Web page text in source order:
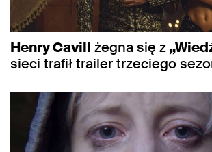
Henry Cavill żegna się z
sieci trafił trailer trzeciego